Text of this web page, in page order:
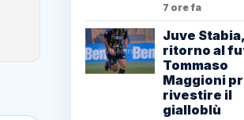
7 ore fa
Juve Stabia,
ritorno al
Tommaso
Maggioni
rivestire il
gialloblù